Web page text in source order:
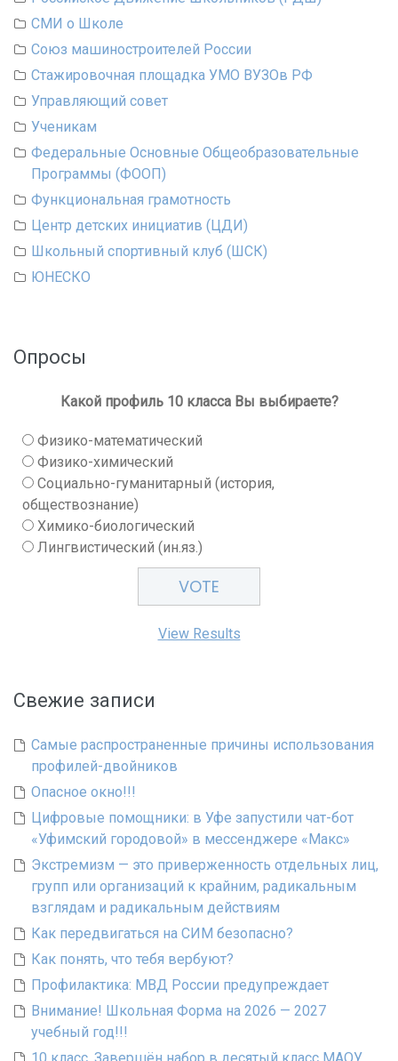
СМИ о Школе
Союз машиностроителей России
Стажировочная площадка УМО ВУЗОв РФ
Управляющий совет
Ученикам
Федеральные Основные Общеобразовательные
Программы (ФООП)
Функциональная грамотность
Центр детских инициатив (ЦДИ)
Школьный спортивный клуб (ШСК)
ЮНЕСКО
Опросы
Какой профиль 10 класса Вы выбираете?
Физико-математический
Физико-химический
Социально-гуманитарный (история,
обществознание)
Химико-биологический
Лингвистический (ин.яз.)
View Results
Свежие записи
Самые распространенные причины использования
профилей-двойников
Опасное окно!!!
Цифровые помощники: в Уфе запустили чат-бот
«Уфимский городовой» в мессенджере «Макс»
Экстремизм — это приверженность отдельных лиц,
групп или организаций к крайним, радикальным
взглядам и радикальным действиям
Как передвигаться на СИМ безопасно?
Как понять, что тебя вербуют?
Профилактика: МВД России предупреждает
Внимание! Школьная Форма на 2026 — 2027
учебный год!!!
10 класс. Завершён набор в десятый класс МАОУ